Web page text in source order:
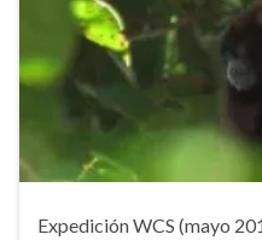
Expedición WCS (mayo